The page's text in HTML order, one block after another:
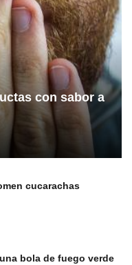
con sabor a
cucarachas
bola de fuego verde